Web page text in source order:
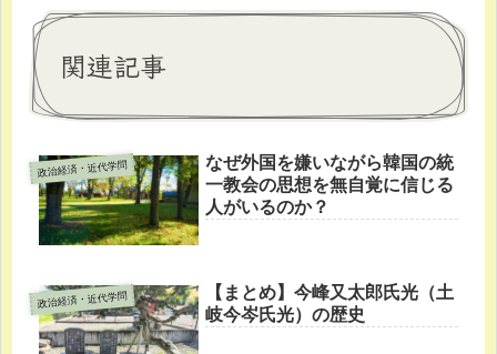
関連記事
政治経済・近代学問
なぜ外国を嫌いながら韓国の統
一教会の思想を無自覚に信じる
人がいるのか？
政治経済・近代学問
【まとめ】今峰又太郎氏光（土
岐今岑氏光）の歴史